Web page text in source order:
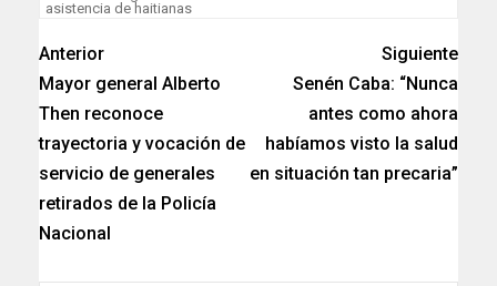
asistencia de haitianas
Anterior
Mayor general Alberto
Then reconoce
trayectoria y vocación de
servicio de generales
retirados de la Policía
Nacional
Siguiente
Senén Caba: “Nunca
antes como ahora
habíamos visto la salud
en situación tan precaria”